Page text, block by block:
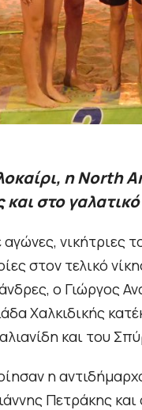
η
στο
στον τελικό
ο Γιώργος
Χαλκιδικής
και του
η
Πετράκης